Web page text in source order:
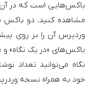
باکس‌هایی است که در آن
مشاهده کنید. دو
وردپرس آن را بر روی
باکس‌های «در یک نگاه»
نگاه می‌توانید تعداد
خود به همراه نسخه